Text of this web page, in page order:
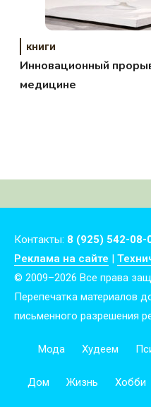
книги
Инновационный
медицине
Контакты: 8 (925) 542-08-
Реклама на сайте |
© 2009–2026 Все права
Перепечатка материалов
письменного разрешения
Мода Худеем
Дом Жизнь Хобби